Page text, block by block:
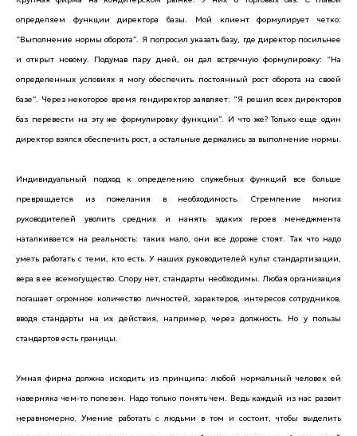
определяем функции директора базы. Мой клиент формулирует четко:
“Выполнение нормы оборота”. Я попросил указать базу, где директор посильнее
и открыт новому. Подумав пару дней, он дал встречную формулировку: “На
определенных условиях я могу обеспечить постоянный рост оборота на своей
базе”. Через некоторое время гендиректор заявляет: “Я решил всех директоров
баз перевести на эту же формулировку функции”. И что же? Только еще один
директор взялся обеспечить рост, а остальные держались за выполнение нормы.
Индивидуальный подход к определению служебных функций все больше
превращается из пожелания в необходимость. Стремление многих
руководителей уволить средних и нанять эдаких героев менеджмента
наталкивается на реальность: таких мало, они все дороже стоят. Так что надо
уметь работать с теми, кто есть. У наших руководителей культ стандартизации,
вера в ее всемогущество. Спору нет, стандарты необходимы. Любая организация
погашает огромное количество личностей, характеров, интересов сотрудников,
вводя стандарты на их действия, например, через должность. Но у пользы
стандартов есть границы.
Умная фирма должна исходить из принципа: любой нормальный человек ей
наверняка чем-то полезен. Надо только понять чем. Ведь каждый из нас развит
неравномерно. Умение работать с людьми в том и состоит, чтобы выделить